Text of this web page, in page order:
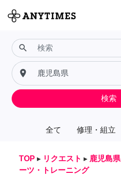
全て 修理・組立
search
place
検索
TOP ▸ リクエスト ▸ 鹿児島県
ーツ・トレーニング